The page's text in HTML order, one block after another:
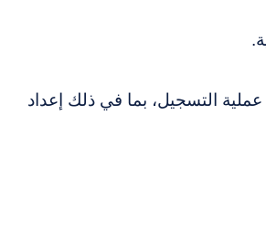
التسجيل، بما في ذلك إعداد